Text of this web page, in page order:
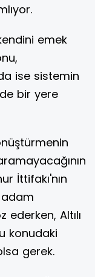
emek
ise sistemin
bir yere
İttifakı'nın
adam
Altılı
konudaki
gerek.